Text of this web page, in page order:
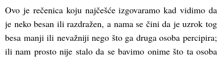
Ovo je rečenica koju najčešće izgovaramo kad vidimo da
je neko besan ili razdražen, a nama se čini da je uzrok tog
besa manji ili nevažniji nego što ga druga osoba percipira;
ili nam prosto nije stalo da se bavimo onime što ta osoba